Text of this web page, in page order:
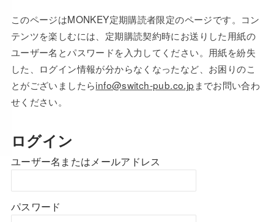
このページはMONKEY定期購読者限定のページです。コン
テンツを楽しむには、定期購読契約時にお送りした用紙の
ユーザー名とパスワードを入力してください。用紙を紛失
した、ログイン情報が分からなくなったなど、お困りのこ
とがございましたらinfo@switch-pub.co.jp までお問い合わ
せください。
ログイン
ユーザー名またはメールアドレス
パスワード